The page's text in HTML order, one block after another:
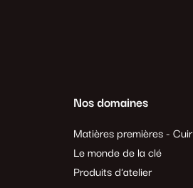
Nos domaines
Matières premières - Cuir
Le monde de la clé
Produits d'atelier